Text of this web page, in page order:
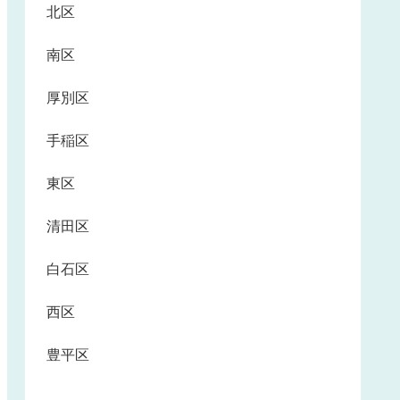
北区
南区
厚別区
手稲区
東区
清田区
白石区
西区
豊平区